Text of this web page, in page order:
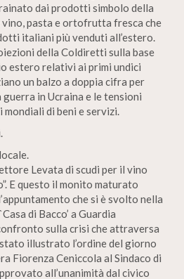
dai prodotti simbolo della
pasta e ortofrutta fresca che
italiani più venduti all’estero.
della Coldiretti sulla base
estero relativi ai primi undici
un balzo a doppia cifra per
in Ucraina e le tensioni
di beni e servizi.
Levata di scudi per il vino
E questo il monito maturato
che si è svolto nella
di Bacco’ a Guardia
sulla crisi che attraversa
illustrato l’ordine del giorno
Fiorenza Ceniccola al Sindaco di
all’unanimità dal civico